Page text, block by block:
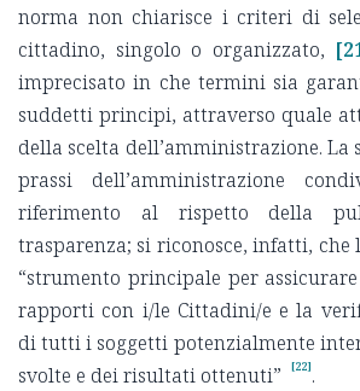
norma non chiarisce i criteri di
cittadino, singolo o organizzato,
imprecisato in che termini sia
suddetti principi, attraverso quale
della scelta dell’amministrazione. La
prassi dell’amministrazione
riferimento al rispetto della
trasparenza; si riconosce, infatti, che
“strumento principale per
rapporti con i/le Cittadini/e e la
di tutti i soggetti potenzialmente
svolte e dei risultati ottenuti”
[22].